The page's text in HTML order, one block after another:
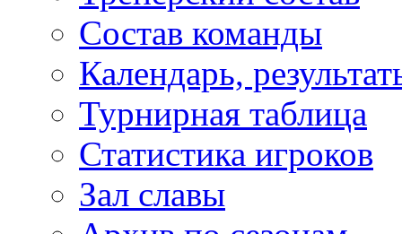
Состав команды
Календарь,
Турнирная таблица
Статистика игроков
Зал славы